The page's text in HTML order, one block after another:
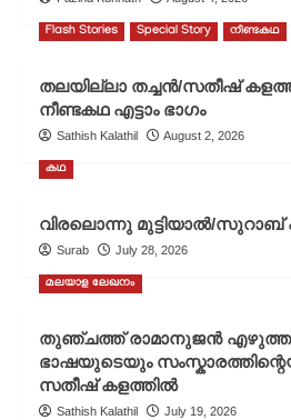
Flash Stories Special Story നീണ്ടകഥ
തലയില്ലാ തച്ചൻ/സതീഷ്
നീണ്ടകഥ എട്ടാം ഭാഗം
Sathish Kalathil August 2, 2026
കഥ
വിരലൊന്നു മുട്ടിയാൽ/
Surab July 28, 2026
മലയാള ലേഖനം
തുഞ്ചത്ത് രാമാനുജൻ
ഭാഷയുടെയും
സതീഷ് കളത്തിൽ
Sathish Kalathil July 19, 2026